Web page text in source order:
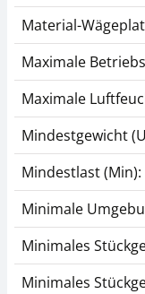
Material-
Maximale
Maximale
Mindestgewicht
Mindestlast (Min):
Minimale
Minimales
Minimales